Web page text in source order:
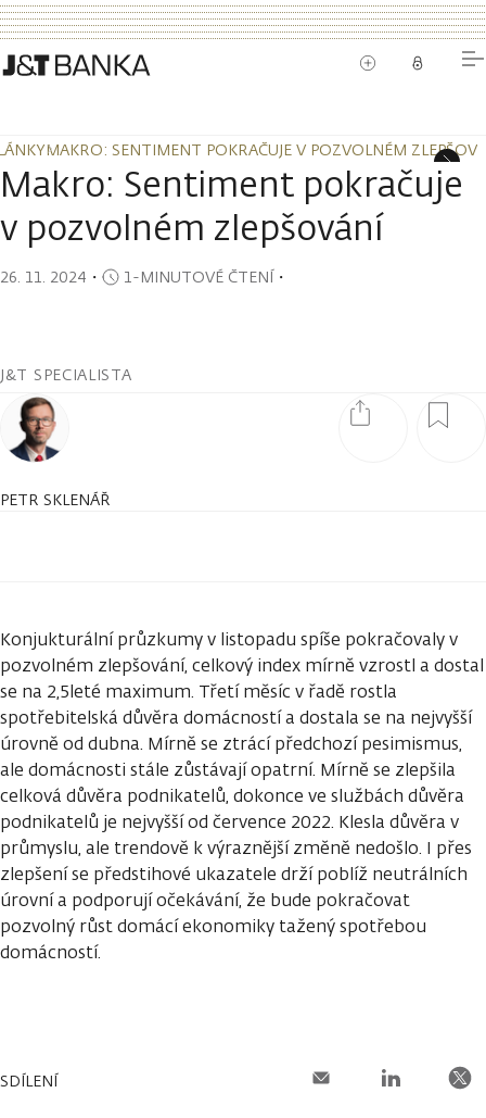
MAKRO: SENTIMENT POKRAČUJE V POZVOLNÉM
MAKRO: SENTIMENT POKRAČUJE V POZVOLNÉM
Makro: Sentiment pokračuje
v pozvolném zlepšování
26. 11. 2024 ・ 1-MINUTOVÉ ČTENÍ・
J&T SPECIALISTA
PETR SKLENÁŘ
Konjukturální průzkumy v listopadu spíše pokračovaly v
pozvolném zlepšování, celkový index mírně vzrostl a dostal
se na 2,5leté maximum. Třetí měsíc v řadě rostla
spotřebitelská důvěra domácností a dostala se na nejvyšší
úrovně od dubna. Mírně se ztrácí předchozí pesimismus,
ale domácnosti stále zůstávají opatrní. Mírně se zlepšila
celková důvěra podnikatelů, dokonce ve službách důvěra
podnikatelů je nejvyšší od července 2022. Klesla důvěra v
průmyslu, ale trendově k výraznější změně nedošlo. I přes
zlepšení se předstihové ukazatele drží poblíž neutrálních
úrovní a podporují očekávání, že bude pokračovat
pozvolný růst domácí ekonomiky tažený spotřebou
domácností.
SDÍLENÍ